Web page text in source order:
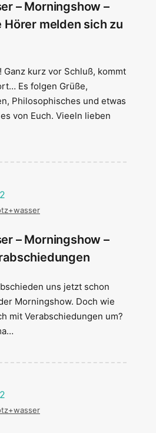
– Morningshow –
Hörer melden sich zu
Ganz kurz vor Schluß, kommt
Es folgen Grüße,
Philosophisches und etwas
von Euch. Vieeln lieben
– Morningshow –
uns jetzt schon
Morningshow. Doch wie
mit Verabschiedungen um?